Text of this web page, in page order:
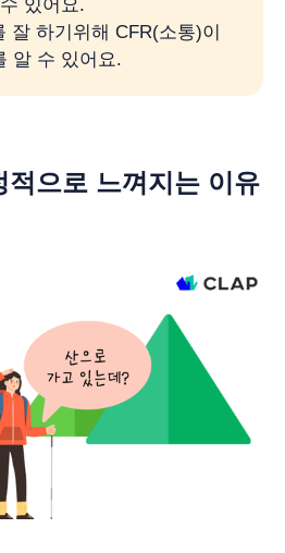
있어요.
잘 하기위해 CFR(소통)이
알 수 있어요.
적으로 느껴지는 이유